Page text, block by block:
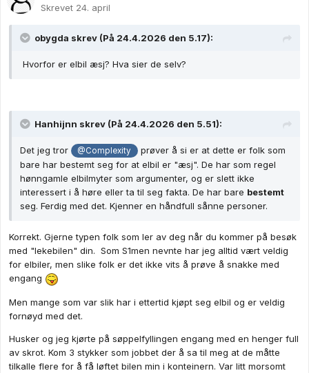
Skrevet 24. april
obygda skrev (På 24.4.2026 den 5.17):
Hvorfor er elbil æsj? Hva sier de selv?
Hanhijnn skrev (På 24.4.2026 den 5.51):
Det jeg tror @Complexity
prøver å si er at dette er folk som
bare har bestemt seg for at elbil er "æsj". De har som regel
hønngamle elbilmyter som argumenter, og er slett ikke
interessert i å høre eller ta til seg fakta. De har bare bestemt
seg. Ferdig med det. Kjenner en håndfull sånne personer.
Korrekt. Gjerne typen folk som ler av deg når du kommer på besøk
med "lekebilen" din. Som S1men nevnte har jeg alltid vært veldig
for elbiler, men slike folk er det ikke vits å prøve å snakke med
engang
Men mange som var slik har i ettertid kjøpt seg elbil og er veldig
fornøyd med det.
Husker og jeg kjørte på søppelfyllingen engang med en henger full
av skrot. Kom 3 stykker som jobbet der å sa til meg at de måtte
tilkalle flere for å få løftet bilen min i konteinern. Var litt morsomt